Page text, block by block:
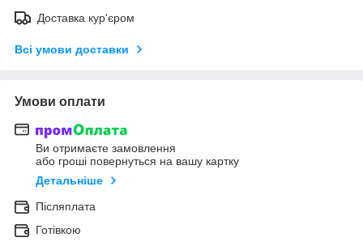
Доставка кур'єром
Всі умови доставки
Умови оплати
Ви отримаєте замовлення
або гроші повернуться на вашу картку
Детальніше
Післяплата
Готівкою